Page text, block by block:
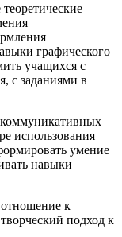
графического
учащихся с
с заданиями в
коммуникативных
использования
умение
навыки
к
подход к